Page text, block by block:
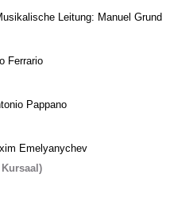
Leitung: Manuel Grund
Ferrario
Pappano
Emelyanychev